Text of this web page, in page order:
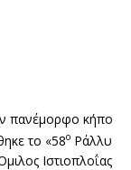
πανέμορφο κήπο
το «58ο Ράλλυ
Ιστιοπλοΐας